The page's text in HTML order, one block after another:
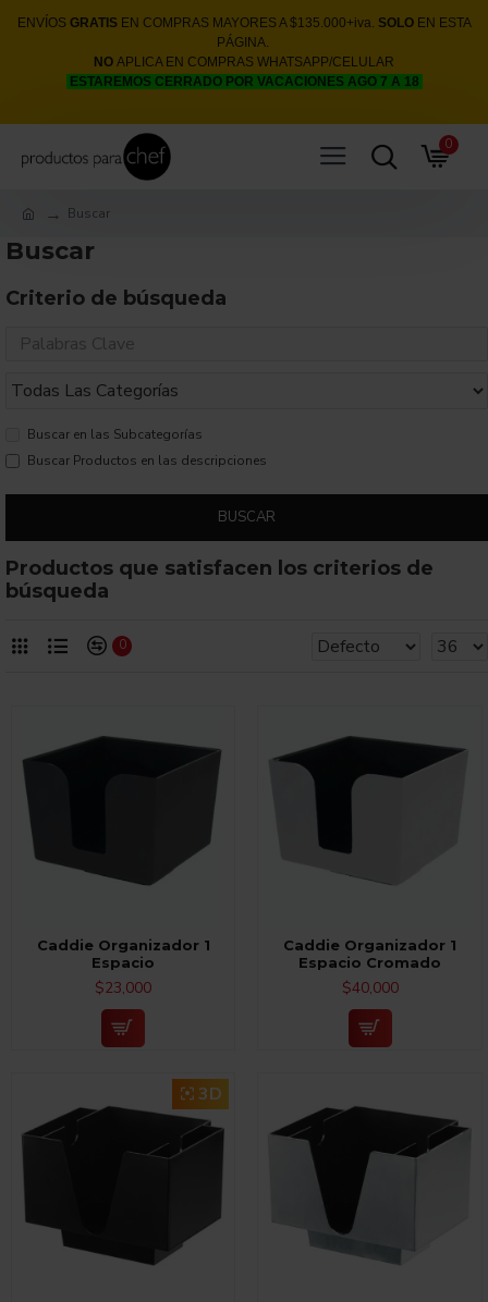
ENVÍOS GRATISEN COMPRAS MAYORES A $135.000+iva. SOLOEN ESTA
PÁGINA.
NO APLICA EN COMPRAS WHATSAPP/CELULAR
ESTAREMOS CERRADO POR VACACIONES AGO 7 A 18
0
Buscar
Buscar
Criterio de búsqueda
Buscar en las Subcategorías
Buscar Productos en las descripciones
BUSCAR
Productos que satisfacen los criterios de
búsqueda
0
Caddie Organizador 1
Espacio
$23,000
Caddie Organizador 1
Espacio Cromado
$40,000
3D